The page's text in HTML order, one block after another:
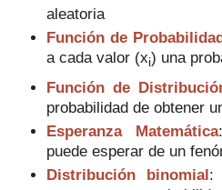
aleatoria
Función de Probabilidad
a cada valor (xi) una
Función de
probabilidaddeobtener
Esperanza Matemática
puede esperar de un
Distribución binomial: